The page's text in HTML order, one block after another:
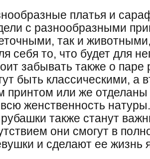
платья и
с разнообразными
так и
себя то, что будет для
забывать также о
быть классическими, а
принтом или же
всю женственность
также станут
они смогут в
и сделают ее